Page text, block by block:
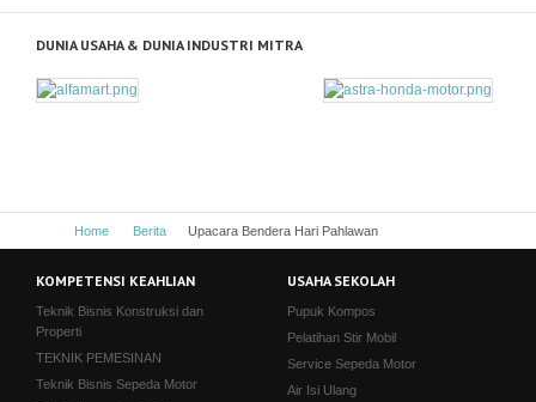
DUNIA USAHA & DUNIA INDUSTRI MITRA
Home Berita Upacara Bendera Hari Pahlawan
KOMPETENSI KEAHLIAN
Teknik Bisnis Konstruksi dan
Properti
TEKNIK PEMESINAN
Teknik Bisnis Sepeda Motor
USAHA SEKOLAH
Pupuk Kompos
Pelatihan Stir Mobil
Service Sepeda Motor
Air Isi Ulang